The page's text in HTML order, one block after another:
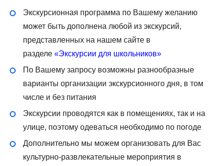
Экскурсионная программа по Вашему желанию
может быть дополнена любой из экскурсий,
представленных на нашем сайте в
разделе «Экскурсии для школьников»
По Вашему запросу возможны разнообразные
варианты организации экскурсионного дня, в том
числе и без питания
Экскурсии проводятся как в помещениях, так и на
улице, поэтому одеваться необходимо по погоде
Дополнительно мы можем организовать для Вас
культурно-развлекательные мероприятия в